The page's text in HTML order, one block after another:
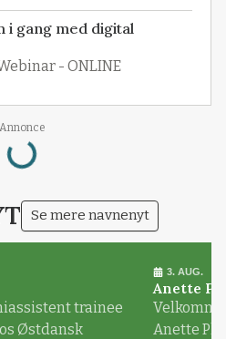
i gang med digital
- ONLINE
Annonce
Loading...
Se mere navnenyt
trainee
Østdansk
3. AUG.
Anette
Anette